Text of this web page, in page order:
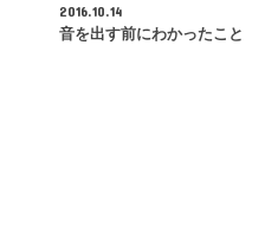
2016.10.14
音を出す前にわかったこと